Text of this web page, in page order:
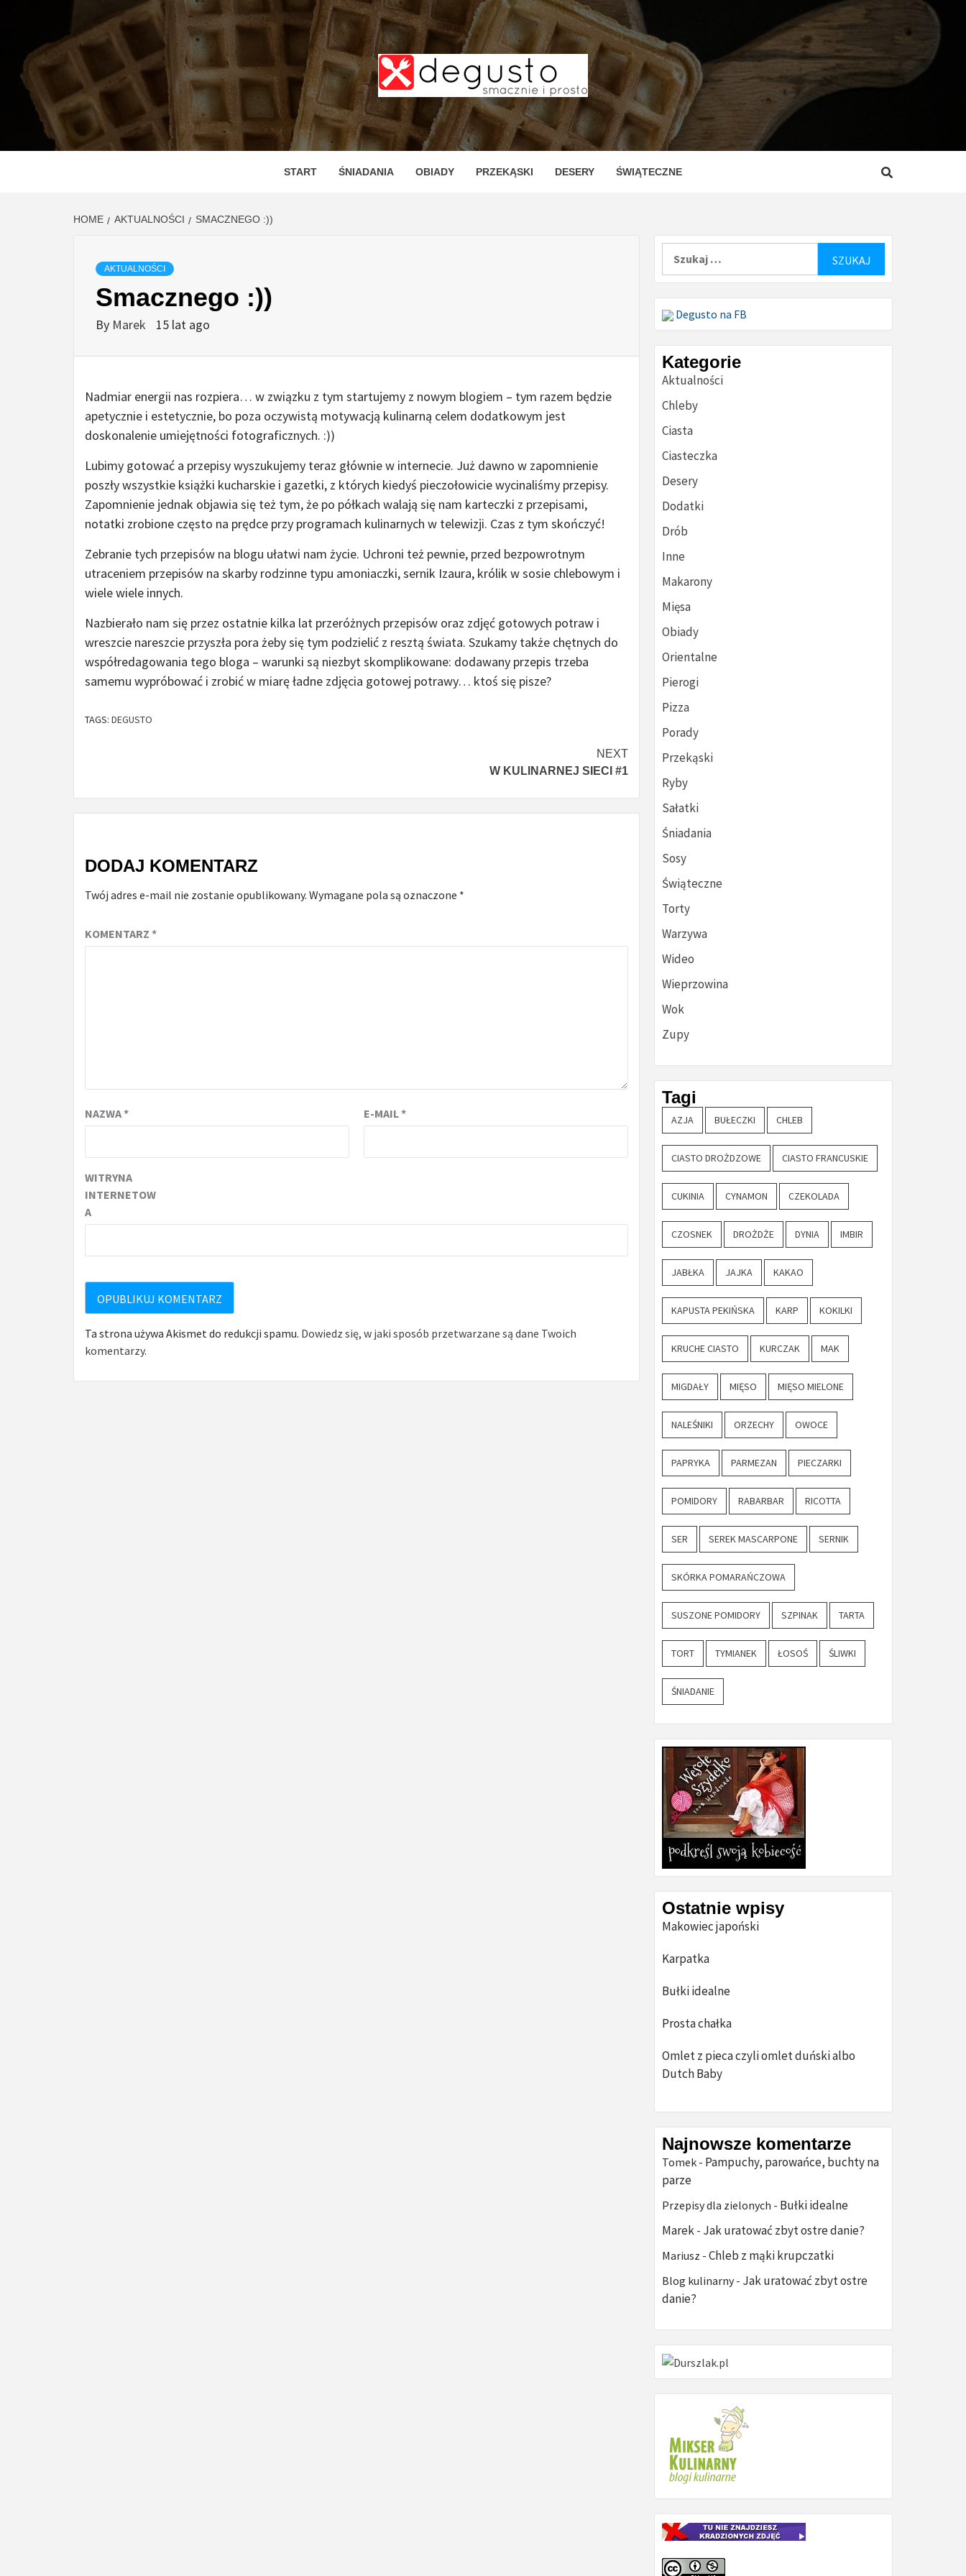
DEGUSTO – PRZEPISY
SMACZNE I PROSTE
START ŚNIADANIA OBIADY PRZEKĄSKI DESERY ŚWIĄTECZNE
HOME AKTUALNOŚCI SMACZNEGO :))
AKTUALNOŚCI
Smacznego :))
By Marek 15 lat ago
Nadmiar energii nas rozpiera… w związku z tym startujemy z nowym blogiem – tym razem będzie
apetycznie i estetycznie, bo poza oczywistą motywacją kulinarną celem dodatkowym jest
doskonalenie umiejętności fotograficznych. :))
Lubimy gotować a przepisy wyszukujemy teraz głównie w internecie. Już dawno w zapomnienie
poszły wszystkie książki kucharskie i gazetki, z których kiedyś pieczołowicie wycinaliśmy przepisy.
Zapomnienie jednak objawia się też tym, że po półkach walają się nam karteczki z przepisami,
notatki zrobione często na prędce przy programach kulinarnych w telewizji. Czas z tym skończyć!
Zebranie tych przepisów na blogu ułatwi nam życie. Uchroni też pewnie, przed bezpowrotnym
utraceniem przepisów na skarby rodzinne typu amoniaczki, sernik Izaura, królik w sosie chlebowym i
wiele wiele innych.
Nazbierało nam się przez ostatnie kilka lat przeróżnych przepisów oraz zdjęć gotowych potraw i
wreszcie nareszcie przyszła pora żeby się tym podzielić z resztą świata. Szukamy także chętnych do
współredagowania tego bloga – warunki są niezbyt skomplikowane: dodawany przepis trzeba
samemu wypróbować i zrobić w miarę ładne zdjęcia gotowej potrawy… ktoś się pisze?
TAGS: DEGUSTO
NEXT
W KULINARNEJ SIECI #1
DODAJ KOMENTARZ
Twój adres e-mail nie zostanie opublikowany. Wymagane pola są oznaczone *
KOMENTARZ *
NAZWA* E-MAIL*
WITRYNA
INTERNETOW
A
Ta strona używa Akismet do redukcji spamu. Dowiedz się, w jaki sposób przetwarzane są dane Twoich
komentarzy.
Degusto na FB
Kategorie
Aktualności
Chleby
Ciasta
Ciasteczka
Desery
Dodatki
Drób
Inne
Makarony
Mięsa
Obiady
Orientalne
Pierogi
Pizza
Porady
Przekąski
Ryby
Sałatki
Śniadania
Sosy
Świąteczne
Torty
Warzywa
Wideo
Wieprzowina
Wok
Zupy
Tagi
AZJA BUŁECZKI CHLEB
CIASTO DROŻDZOWE CIASTO FRANCUSKIE
CUKINIA CYNAMON CZEKOLADA
CZOSNEK DROŻDŻE DYNIA IMBIR
JABŁKA JAJKA KAKAO
KAPUSTA PEKIŃSKA KARP KOKILKI
KRUCHE CIASTO KURCZAK MAK
MIGDAŁY MIĘSO MIĘSO MIELONE
NALEŚNIKI ORZECHY OWOCE
PAPRYKA PARMEZAN PIECZARKI
POMIDORY RABARBAR RICOTTA
SER SEREK MASCARPONE SERNIK
SKÓRKA POMARAŃCZOWA
SUSZONE POMIDORY SZPINAK TARTA
TORT TYMIANEK ŁOSOŚ ŚLIWKI
ŚNIADANIE
Ostatnie wpisy
Makowiec japoński
Karpatka
Bułki idealne
Prosta chałka
Omlet z pieca czyli omlet duński albo
Dutch Baby
Najnowsze komentarze
Tomek - Pampuchy, parowańce, buchty na
parze
Przepisy dla zielonych - Bułki idealne
Marek - Jak uratować zbyt ostre danie?
Mariusz - Chleb z mąki krupczatki
Blog kulinarny- Jak uratować zbyt ostre
danie?